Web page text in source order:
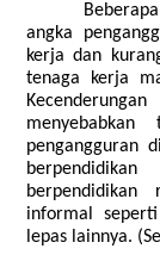
angka
kerja dan
tenaga kerja
menyebabkan
pengangguran
informal
lepas lainnya.